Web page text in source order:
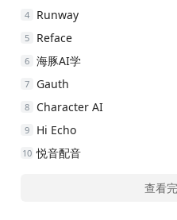
4 Runway
5 Reface
6 海豚AI学
7 Gauth
8 Character AI
9 Hi Echo
10 悦音配音
查看